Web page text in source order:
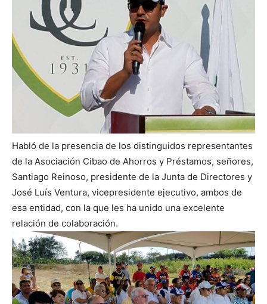
Habló de la presencia de los distinguidos representantes
de la Asociación Cibao de Ahorros y Préstamos, señores,
Santiago Reinoso, presidente de la Junta de Directores y
José Luís Ventura, vicepresidente ejecutivo, ambos de
esa entidad, con la que les ha unido una excelente
relación de colaboración.